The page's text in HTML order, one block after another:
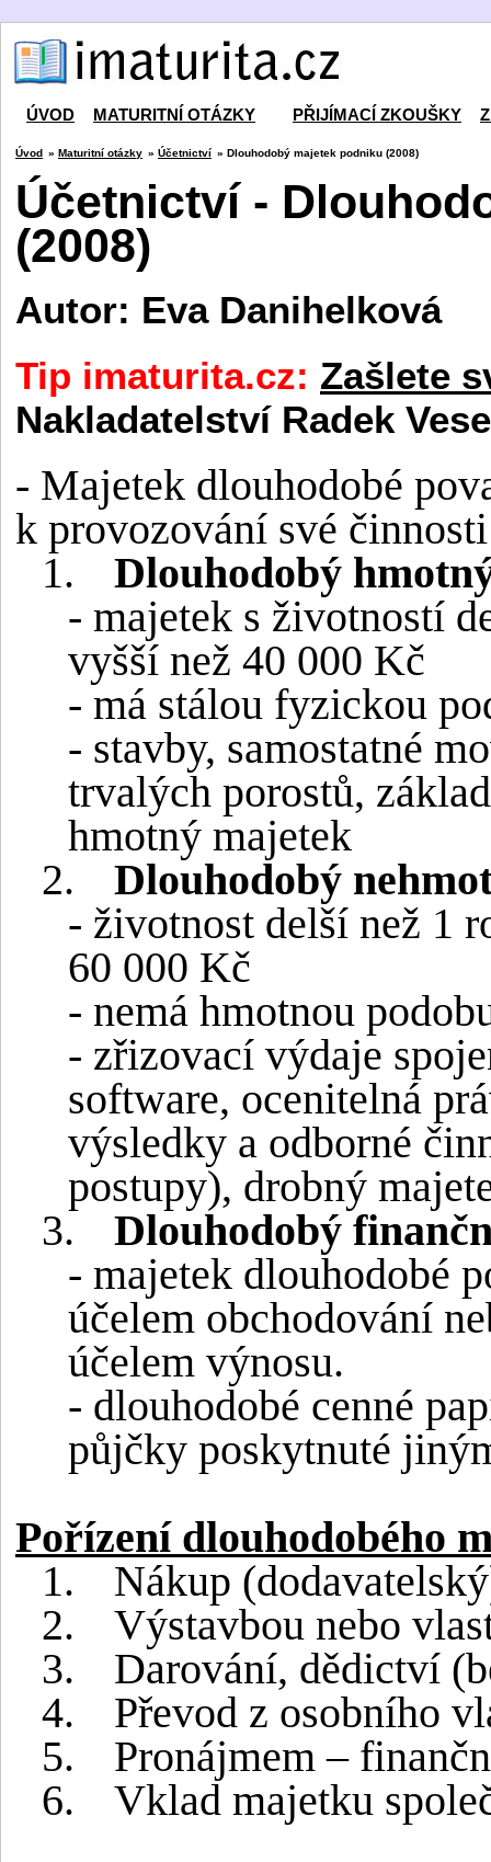
ÚVOD MATURITNÍ OTÁZKY PŘIJÍMACÍ ZKOUŠKY
Úvod » Maturitní otázky » Účetnictví » Dlouhodobý majetek podniku (2008)
Účetnictví -
(2008)
Autor: Eva Danihelková
Tip imaturita.cz: Zašlete
Nakladatelství Radek
- Majetek dlouhodobé
k provozování své
1.
Dlouhodobý
- majetek s životností
vyšší než 40 000 Kč
- má stálou fyzickou
- stavby, samostatné
trvalých porostů,
hmotný majetek
2.
Dlouhodobý
- životnost delší než 1
60 000 Kč
- nemá hmotnou
- zřizovací výdaje
software, ocenitelná
výsledky a odborné
postupy), drobný
3.
Dlouhodobý
- majetek dlouhodobé
účelem obchodování
účelem výnosu.
- dlouhodobé cenné
půjčky poskytnuté
Pořízení dlouhodobého
1.
Nákup
2.
Výstavbou nebo
3.
Darování, dědictví
4.
Převod z osobního
5.
Pronájmem –
6.
Vklad majetku